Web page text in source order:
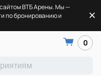
ВТБ Арены. Мы —
по бронированию и
0